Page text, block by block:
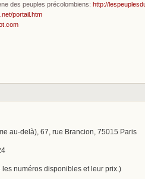
des peuples précolombiens: http://
portail.htm
au-delà), 67, rue Brancion, 75015 Paris
numéros disponibles et leur prix.)